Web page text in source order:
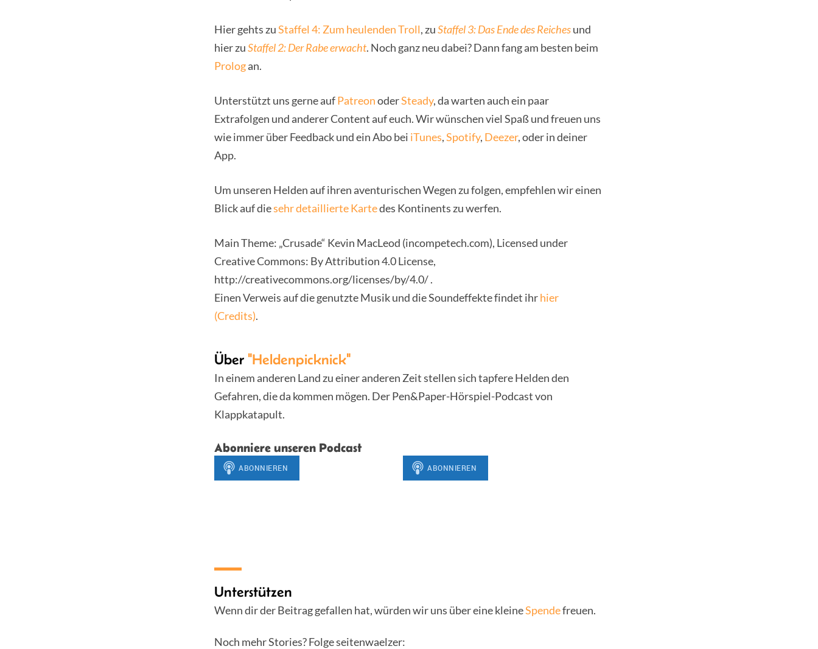
Hier gehts zuStaffel 4: Zum heulenden Troll, zuStaffel 3: Das Ende des Reichesund
hier zuStaffel 2: Der Rabe erwacht. Noch ganz neu dabei? Dann fang am besten beim
Prologan.
Unterstützt uns gerne aufPatreonoderSteady, da warten auch ein paar
Extrafolgen und anderer Content auf euch. Wir wünschen viel Spaß und freuen uns
wie immer über Feedback und ein Abo bei iTunes,Spotify, Deezer, oder in deiner
App.
Um unseren Helden auf ihren aventurischen Wegen zu folgen, empfehlen wir einen
Blick auf diesehr detaillierte Kartedes Kontinents zu werfen.
Main Theme: „Crusade“ Kevin MacLeod (incompetech.com), Licensed under
Creative Commons: By Attribution 4.0 License,
http://creativecommons.org/licenses/by/4.0/ .
Einen Verweis auf die genutzte Musik und die Soundeffekte findet ihrhier
(Credits).
Über "Heldenpicknick"
In einem anderen Land zu einer anderen Zeit stellen sich tapfere Helden den
Gefahren, die da kommen mögen. Der Pen&Paper-Hörspiel-Podcast von
Klappkatapult.
Abonniere unseren Podcast
Unterstützen
Wenn dir der Beitrag gefallen hat, würden wir uns über eine kleineSpendefreuen.
Noch mehr Stories? Folge seitenwaelzer: